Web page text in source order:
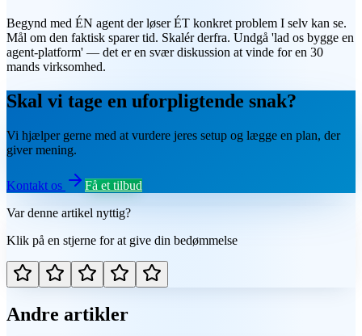
Begynd med ÉN agent der løser ÉT konkret problem I selv kan se.
Mål om den faktisk sparer tid. Skalér derfra. Undgå 'lad os bygge en
agent-platform' — det er en svær diskussion at vinde for en 30
mands virksomhed.
Skal vi tage en uforpligtende snak?
Vi hjælper gerne med at vurdere jeres setup og lægge en plan, der
giver mening.
Kontakt os
Få et tilbud
Var denne artikel nyttig?
Klik på en stjerne for at give din bedømmelse
Andre artikler